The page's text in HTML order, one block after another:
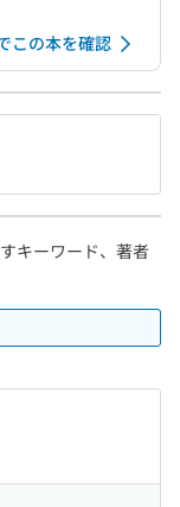
この本を確認
キーワード、著者